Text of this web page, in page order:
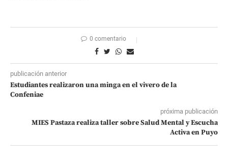
0 comentario
publicación anterior
Estudiantes realizaron una minga en el vivero de la
Confeniae
próxima publicación
MIES Pastaza realiza taller sobre Salud Mental y Escucha
Activa en Puyo